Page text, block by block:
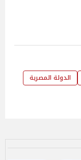
الدولة المصرية